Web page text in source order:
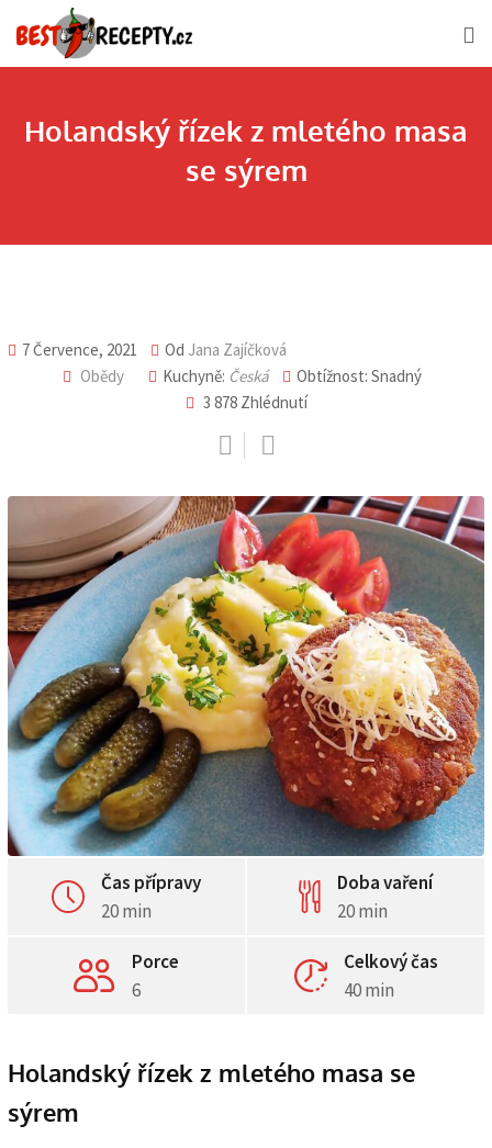
to
Holandský řízek z mletého masa
se sýrem
7 Července, 2021 Od Jana Zajíčková
Obědy
Kuchyně: Česká
Obtížnost: Snadný
3 878 Zhlédnutí
Čas přípravy
20 min
Doba vaření
20 min
Porce
6
Celkový čas
40 min
Holandský řízek z mletého masa se
sýrem